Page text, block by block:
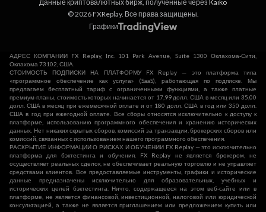
Данные криптовалютных бирж, полученные через Kaiko
© 2026 FXReplay. Все права защищены.
Графики
АДРЕС КОМПАНИИ FX Replay, Inc. 101 Park Avenue, Suite 1300 Оклахома-Сити,
Оклахома 73102, США.
СТОИМОСТЬ ПОДПИСКИ НА ПЛАТФОРМУ FX Replay — это платформа типа
«программное обеспечение как услуга» (SaaS), работающая по подписке. Мы
предлагаем бесплатный тариф с ограниченными функциями, а также платные
премиум-планы, стоимость которых начинается от 17,99 долл. США в месяц или 35,00
долл. США в месяц при ежемесячной оплате и от 180 долл. США в год или 350 долл.
США в год при ежегодной оплате. Все сборы относятся исключительно к доступу к
платформе, использованию программного обеспечения и хранению исторических
данных. Нет никаких скрытых сборов, комиссий за транзакции, брокерских сборов или
комиссий, связанных с использованием нашего программного обеспечения.
РАСКРЫТИЕ ИНФОРМАЦИИ О РИСКАХ И ОБУЧЕНИИ FX Replay — это исключительно
платформа для бэктестинга и обучения. FX Replay не является брокером, не
осуществляет реальных сделок, не обеспечивает реальную торговлю и не управляет
средствами клиентов. Все предоставляемые инструменты, графики и исторические
данные предназначены исключительно для образовательных, учебных и
исторических целей бэктестинга. Ничто, содержащееся на этом веб-сайте или в
платформе, не является финансовой, инвестиционной, налоговой или юридической
консультацией, а также не является приглашением или предложением купить или